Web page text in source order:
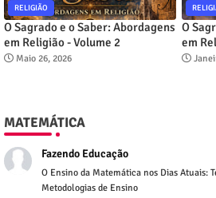
RELIGIÃO
O Sagrado e o Saber: Abordagens
em Religião - Volume 2
Maio 26, 2026
O
em
MATEMÁTICA
Fazendo Educação
O Ensino da Matemática nos Dias Atuais:
Metodologias de Ensino